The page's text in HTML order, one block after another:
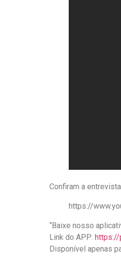
Confiram a
https://
“Baixe nosso
Link do APP:
Disponível apenas